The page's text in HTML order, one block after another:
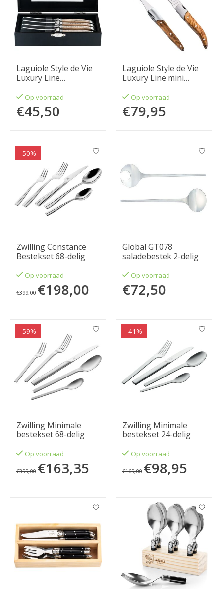
Laguiole Style de Vie
Luxury Line
eikenhout
Op voorraad
€45,50
Laguiole Style de Vie
Luxury Line mini
Op voorraad
€79,95
-50%
Zwilling Constance
Bestekset 68-delig
Op voorraad
€399,00 €198,00
Global GT078
saladebestek 2-delig
Op voorraad
€72,50
-59%
Zwilling Minimale
bestekset 68-delig
Op voorraad
€399,00 €163,35
-41%
Zwilling Minimale
bestekset 24-delig
Op voorraad
€169,00 €98,95